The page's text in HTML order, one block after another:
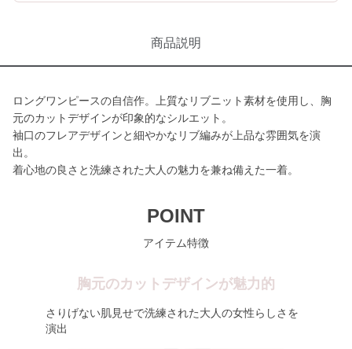
商品説明
ロングワンピースの自信作。上質なリブニット素材を使用し、胸
元のカットデザインが印象的なシルエット。
袖口のフレアデザインと細やかなリブ編みが上品な雰囲気を演
出。
着心地の良さと洗練された大人の魅力を兼ね備えた一着。
POINT
アイテム特徴
胸元のカットデザインが魅力的
さりげない肌見せで洗練された大人の女性らしさを
演出